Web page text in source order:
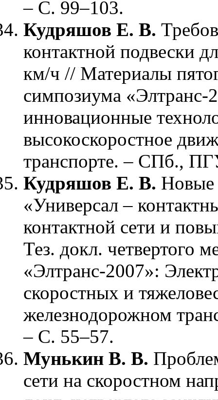
– С. 99–103.
Кудряшов Е. В.
контактной подвески
км/ч // Материалы
симпозиума «Элтранс-
инновационные
высокоскоростное
транспорте. – СПб.,
Кудряшов Е. В. Новые
«Универсал –
контактной сети и
Тез. докл. четвертого
«Элтранс-2007»:
скоростных и
железнодорожном
– С. 55–57.
Мунькин В. В.
сети на скоростном